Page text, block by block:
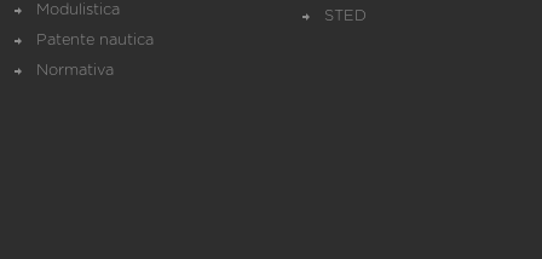
Modulistica
Patente nautica
Normativa
STED